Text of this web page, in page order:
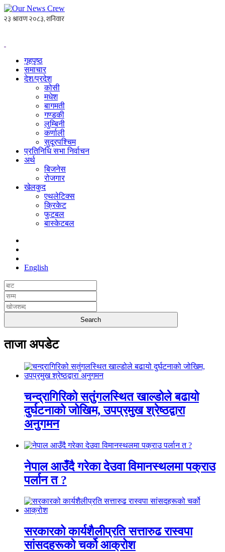
गृहपृष्ठ
समाचार
देश/प्रदेश
कोसी
मधेश
बागमती
गण्डकी
लुम्बिनी
कर्णाली
सुदूरपश्चिम
प्रतिनिधि सभा निर्वाचन
अर्थ
बिजनेस
रोजगार
खेलकुद
एथलेटिक्स
क्रिकेट
फुटबल
बास्केटबल
English
ताजा अपडेट
चन्द्रागिरिको सतुंगलस्थित खाल्डोले बढायो
दुर्घटनाको जोखिम, उपप्रमुख श्रेष्ठद्वारा
अनुगमन
नेपाल आउँदै गरेका देउवा विमानस्थलमा पक्राउ
पर्लान त ?
सरकारको कार्यशैलीप्रति सत्तारुढ रास्वपा
सांसदहरूको चर्को आक्रोश